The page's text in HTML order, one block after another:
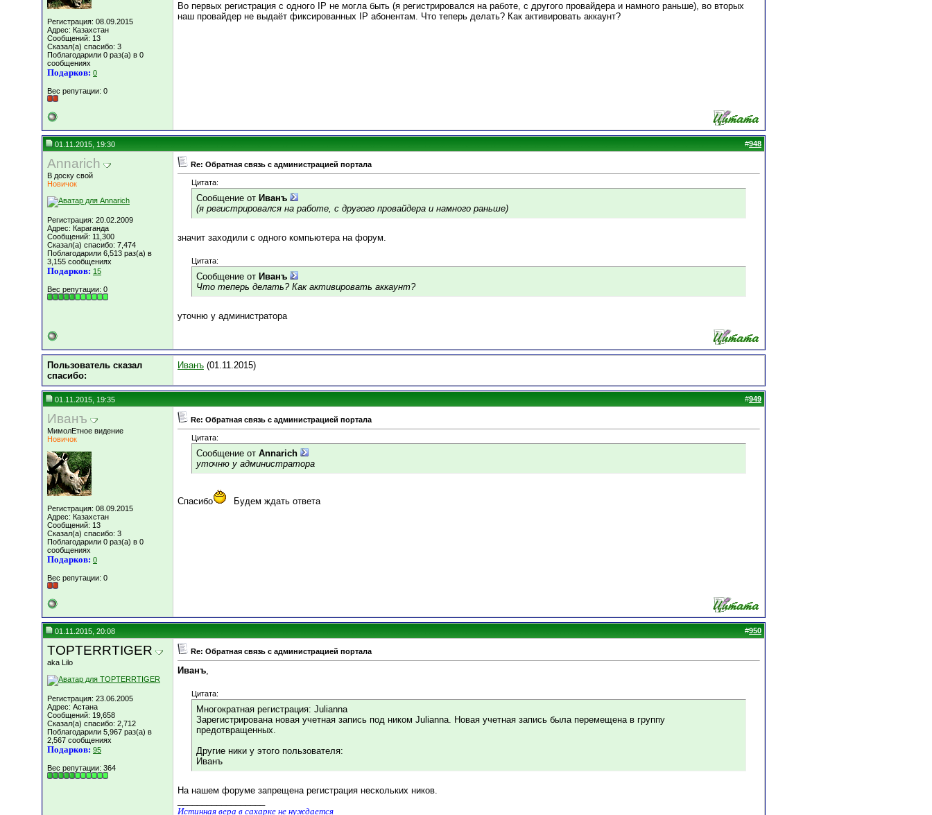
Регистрация: 08.09.2015
Адрес: Казахстан
Сообщений: 13
Сказал(а) спасибо: 3
Поблагодарили 0 раз(а) в 0
сообщениях
Подарков: 0
Вес репутации: 0
Во первых регистрация с одного IP не могла быть (я регистрировался на работе, с другого провайдера и намного раньше), во вторых
наш провайдер не выдаёт фиксированных IP абонентам. Что теперь делать? Как активировать аккаунт?
01.11.2015, 19:30 #948
Annarich
В доску свой
Новичок
Регистрация: 20.02.2009
Адрес: Караганда
Сообщений: 11,300
Сказал(а) спасибо: 7,474
Поблагодарили 6,513 раз(а) в
3,155 сообщениях
Подарков: 15
Вес репутации: 0
Re: Обратная связь с администрацией портала
Цитата:
Сообщение от Иванъ
(я регистрировался на работе, с другого провайдера и намного раньше)
значит заходили с одного компьютера на форум.
Цитата:
Сообщение от Иванъ
Что теперь делать? Как активировать аккаунт?
уточню у администратора
Пользователь сказал
cпасибо:
Иванъ (01.11.2015)
01.11.2015, 19:35 #949
Иванъ
МимолЕтное видение
Новичок
Регистрация: 08.09.2015
Адрес: Казахстан
Сообщений: 13
Сказал(а) спасибо: 3
Поблагодарили 0 раз(а) в 0
сообщениях
Подарков: 0
Вес репутации: 0
Re: Обратная связь с администрацией портала
Цитата:
Сообщение от Annarich
уточню у администратора
Спасибо Будем ждать ответа
01.11.2015, 20:08 #950
TOPTERRTIGER
aka Lilo
Регистрация: 23.06.2005
Адрес: Астана
Сообщений: 19,658
Сказал(а) спасибо: 2,712
Поблагодарили 5,967 раз(а) в
2,567 сообщениях
Подарков: 95
Вес репутации: 364
Re: Обратная связь с администрацией портала
Иванъ,
Цитата:
Многократная регистрация: Julianna
Зарегистрирована новая учетная запись под ником Julianna. Новая учетная запись была перемещена в группу
предотвращенных.
Другие ники у этого пользователя:
Иванъ
На нашем форуме запрещена регистрация нескольких ников.
Истинная вера в сахарке не нуждается